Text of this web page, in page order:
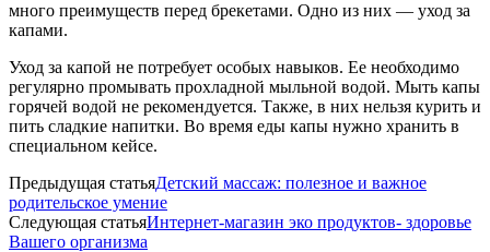
много преимуществ перед брекетами. Одно из них — уход за
капами.
Уход за капой не потребует особых навыков. Ее необходимо
регулярно промывать прохладной мыльной водой. Мыть капы
горячей водой не рекомендуется. Также, в них нельзя курить и
пить сладкие напитки. Во время еды капы нужно хранить в
специальном кейсе.
Предыдущая статьяДетский массаж: полезное и важное
родительское умение
Следующая статьяИнтернет-магазин эко продуктов- здоровье
Вашего организма